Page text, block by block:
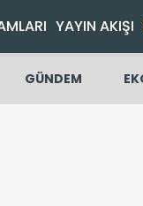
YAYIN AKIŞI
GÜNDEM